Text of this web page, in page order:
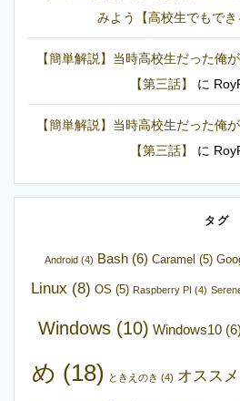
みよう【高校生でもでき
【簡単解説】当時高校生だった俺
【第三話】
に
【簡単解説】当時高校生だった俺
【第三話】
に
タグ
Android (4) Bash (6) Caramel (5)
Linux (8) OS (5) Raspberry PI (4)
Windows (10) Windows10 (6)
め (18) ときえのき (4) オススメ